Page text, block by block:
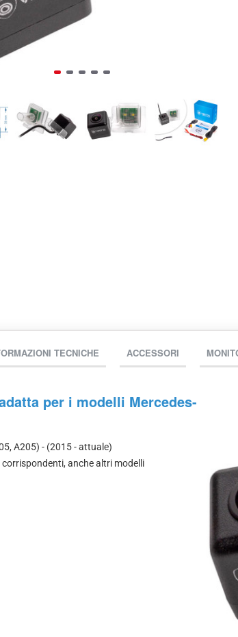
TECNICHE ACCESSORI
per i modelli Mercedes-
A205) - (2015 - attuale)
anche altri modelli